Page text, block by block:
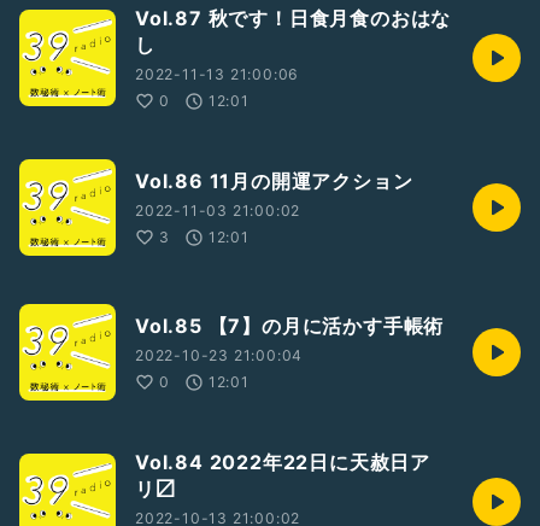
Vol.87 秋です！日食月食のおはな
し
2022-11-13 21:00:06
0
12:01
Vol.86 11月の開運アクション
2022-11-03 21:00:02
3
12:01
Vol.85 【7】の月に活かす手帳術
2022-10-23 21:00:04
0
12:01
Vol.84 2022年22日に天赦日ア
リ〼
2022-10-13 21:00:02